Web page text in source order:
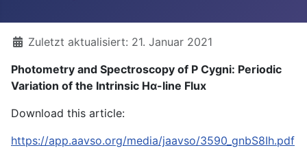
DetailsZuletzt aktualisiert: 21. Januar 2021
Photometry and Spectroscopy of P Cygni: Periodic
Variation of the Intrinsic Hα-line Flux
Download this article:
https://app.aavso.org/media/jaavso/3590_gnbS8Ih.pdf